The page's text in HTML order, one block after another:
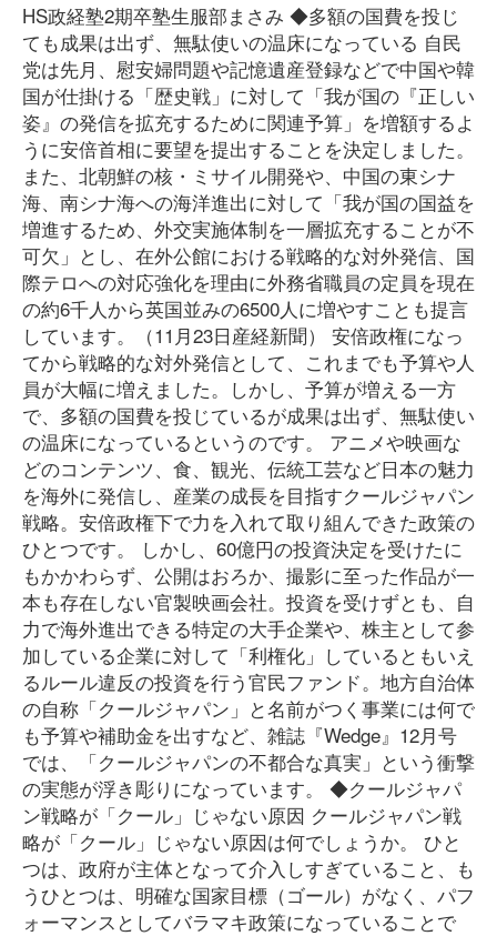
HS政経塾2期卒塾生服部まさみ ◆多額の国費を投じ
ても成果は出ず、無駄使いの温床になっている 自民
党は先月、慰安婦問題や記憶遺産登録などで中国や韓
国が仕掛ける「歴史戦」に対して「我が国の『正しい
姿』の発信を拡充するために関連予算」を増額するよ
うに安倍首相に要望を提出することを決定しました。
また、北朝鮮の核・ミサイル開発や、中国の東シナ
海、南シナ海への海洋進出に対して「我が国の国益を
増進するため、外交実施体制を一層拡充することが不
可欠」とし、在外公館における戦略的な対外発信、国
際テロへの対応強化を理由に外務省職員の定員を現在
の約6千人から英国並みの6500人に増やすことも提言
しています。（11月23日産経新聞） 安倍政権になっ
てから戦略的な対外発信として、これまでも予算や人
員が大幅に増えました。しかし、予算が増える一方
で、多額の国費を投じているが成果は出ず、無駄使い
の温床になっているというのです。 アニメや映画な
どのコンテンツ、食、観光、伝統工芸など日本の魅力
を海外に発信し、産業の成長を目指すクールジャパン
戦略。安倍政権下で力を入れて取り組んできた政策の
ひとつです。 しかし、60億円の投資決定を受けたに
もかかわらず、公開はおろか、撮影に至った作品が一
本も存在しない官製映画会社。投資を受けずとも、自
力で海外進出できる特定の大手企業や、株主として参
加している企業に対して「利権化」しているともいえ
るルール違反の投資を行う官民ファンド。地方自治体
の自称「クールジャパン」と名前がつく事業には何で
も予算や補助金を出すなど、雑誌『Wedge』12月号
では、「クールジャパンの不都合な真実」という衝撃
の実態が浮き彫りになっています。 ◆クールジャパ
ン戦略が「クール」じゃない原因 クールジャパン戦
略が「クール」じゃない原因は何でしょうか。 ひと
つは、政府が主体となって介入しすぎていること、も
うひとつは、明確な国家目標（ゴール）がなく、パフ
ォーマンスとしてバラマキ政策になっていることで